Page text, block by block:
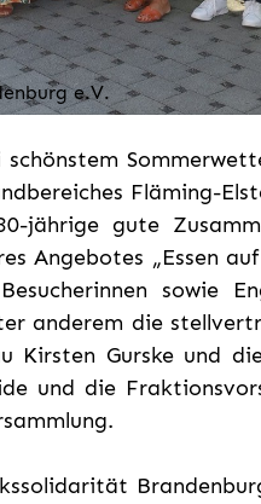
e.V.
Fläming-
jährige gute
Angebotes „Essen
sowie
anderem die
Kirsten Gurske und
und die